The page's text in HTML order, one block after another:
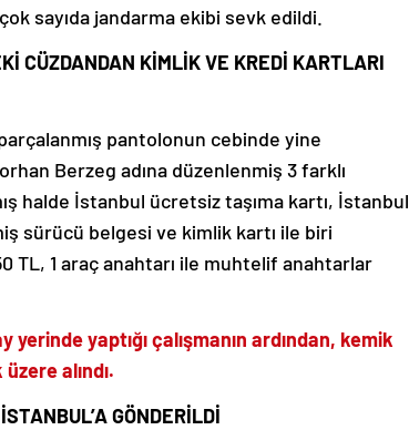
sayıda jandarma ekibi sevk edildi.
CÜZDANDAN KİMLİK VE KREDİ KARTLARI
pantolonun cebinde yine
Berzeg adına düzenlenmiş 3 farklı
halde İstanbul ücretsiz taşıma kartı, İstanbul
sürücü belgesi ve kimlik kartı ile biri
TL, 1 araç anahtarı ile muhtelif anahtarlar
yaptığı çalışmanın ardından, kemik
alındı.
GÖNDERİLDİ